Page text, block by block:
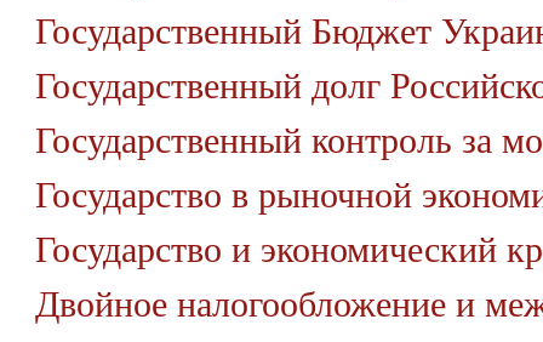
Государственный Бюджет
Государственный долг
Государственный контроль за
Государство в рыночной
Государство и экономический
Двойное налогообложение и